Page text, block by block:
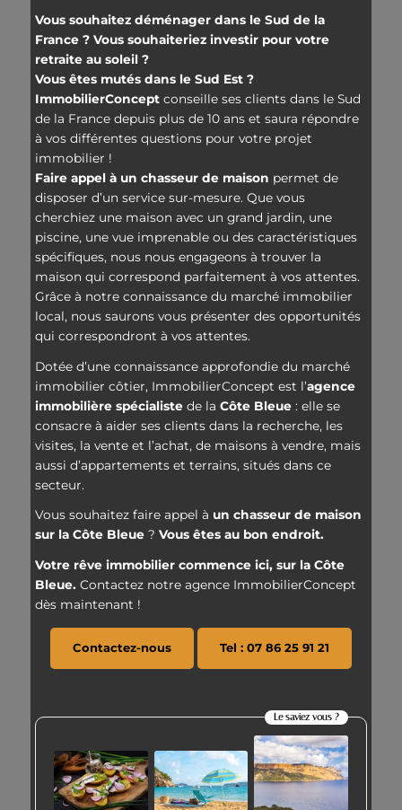
Vous souhaitez déménager dans le Sud de la
France ? Vous souhaiteriez investir pour votre
retraite au soleil ?
Vous êtes mutés dans le Sud Est ?
ImmobilierConcept conseille ses clients dans le Sud
de la France depuis plus de 10 ans et saura répondre
à vos différentes questions pour votre projet
immobilier !
Faire appel à un chasseur de maison permet de
disposer d’un service sur-mesure. Que vous
cherchiez une maison avec un grand jardin, une
piscine, une vue imprenable ou des caractéristiques
spécifiques, nous nous engageons à trouver la
maison qui correspond parfaitement à vos attentes.
Grâce à notre connaissance du marché immobilier
local, nous saurons vous présenter des opportunités
qui correspondront à vos attentes.
Dotée d’une connaissance approfondie du marché
immobilier côtier, ImmobilierConcept est l’agence
immobilière spécialiste de la Côte Bleue : elle se
consacre à aider ses clients dans la recherche, les
visites, la vente et l’achat, de maisons à vendre, mais
aussi d’appartements et terrains, situés dans ce
secteur.
Vous souhaitez faire appel à un chasseur de maison
sur la Côte Bleue ? Vous êtes au bon endroit.
Votre rêve immobilier commence ici, sur la Côte
Bleue. Contactez notre agence ImmobilierConcept
dès maintenant !
Contactez-nous Tel : 07 86 25 91 21
Le saviez vous ?